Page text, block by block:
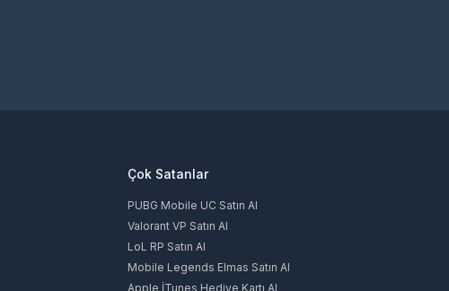
Çok Satanlar
PUBG Mobile UC Satın Al
Valorant VP Satın Al
LoL RP Satın Al
Mobile Legends Elmas Satın Al
Apple İTunes Hediye Kartı Al